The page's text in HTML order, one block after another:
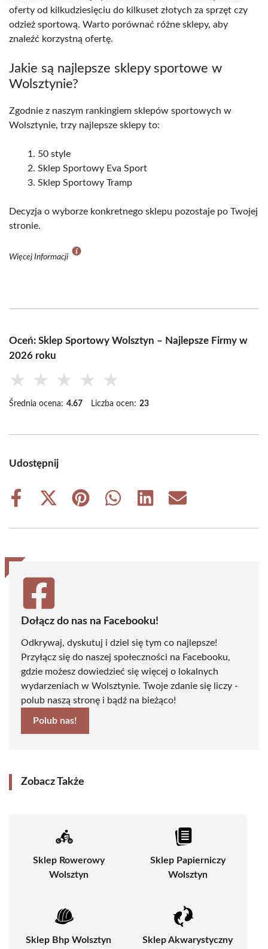
oferty od kilkudziesięciu do kilkuset złotych za sprzęt czy
odzież sportową. Warto porównać różne sklepy, aby
znaleźć korzystną ofertę.
Jakie są najlepsze sklepy sportowe w
Wolsztynie?
Zgodnie z naszym rankingiem sklepów sportowych w
Wolsztynie, trzy najlepsze sklepy to:
50 style
Sklep Sportowy Eva Sport
Sklep Sportowy Tramp
Decyzja o wyborze konkretnego sklepu pozostaje po Twojej
stronie.
Więcej Informacji
Oceń: Sklep Sportowy Wolsztyn – Najlepsze Firmy w
2026 roku
★ ★ ★ ★ ★
Średnia ocena: 4.67 Liczba ocen: 23
Udostępnij
Share
Share
(Twitter)
Share
Share
Share
Share
Dołącz do nas na Facebooku!
Odkrywaj, dyskutuj i dziel się tym co najlepsze!
Przyłącz się do naszej społeczności na Facebooku,
gdzie możesz dowiedzieć się więcej o lokalnych
wydarzeniach w Wolsztynie. Twoje zdanie się liczy -
polub naszą stronę i bądź na bieżąco!
Polub nas!
Zobacz Także
Sklep Rowerowy
Wolsztyn
Sklep Papierniczy
Wolsztyn
Sklep Bhp Wolsztyn
Sklep Akwarystyczny